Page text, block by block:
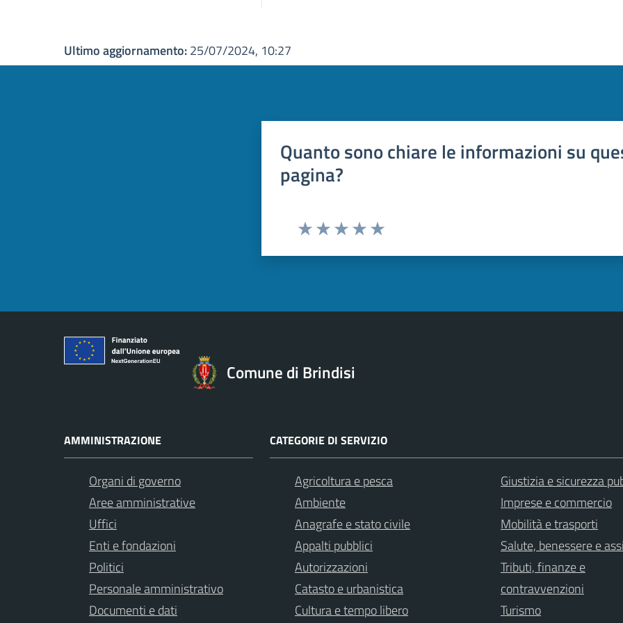
Ultimo aggiornamento:25/07/2024, 10:27
Quanto sono chiare le informazioni su
pagina?
Comune di Brindisi
AMMINISTRAZIONE
Organi di governo
Aree amministrative
Uffici
Enti e fondazioni
Politici
Personale amministrativo
Documenti e dati
CATEGORIE DI SERVIZIO
Agricoltura e pesca
Ambiente
Anagrafe e stato civile
Appalti pubblici
Autorizzazioni
Catasto e urbanistica
Cultura e tempo libero
Giustizia e sicurezza
Imprese e commercio
Mobilità e trasporti
Salute, benessere e
Tributi, finanze e
contravvenzioni
Turismo